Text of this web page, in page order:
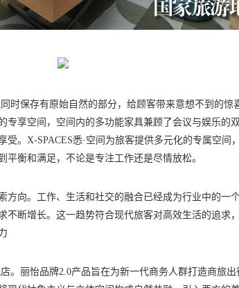
时保存有原始自然的部分，给顾客带来意想不到的惊
专享空间，空间内的多功能家具兼顾了会议与娱乐的
。X-SPACES悉·空间为旅客提供多元化的专属空间
衡和满足，不论是专注工作还是尽情放松。
方向。工作、生活和社交的融合已经成为行业中的一
不断增长。这一趋势符合现代旅客对高效生活的追求
。丽怡品牌2.0产品旨在为新一代商务人群打造商旅